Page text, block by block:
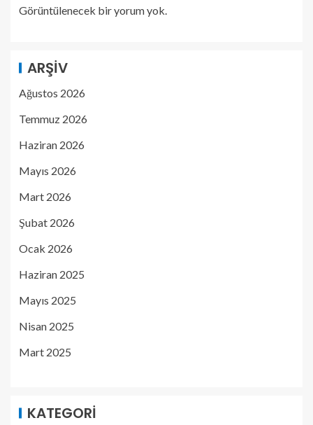
Görüntülenecek bir yorum yok.
ARŞIV
Ağustos 2026
Temmuz 2026
Haziran 2026
Mayıs 2026
Mart 2026
Şubat 2026
Ocak 2026
Haziran 2025
Mayıs 2025
Nisan 2025
Mart 2025
KATEGORI